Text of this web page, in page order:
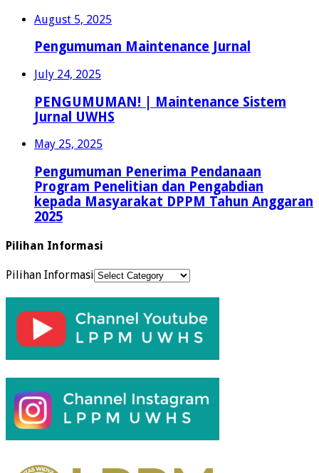
August 5, 2025
Pengumuman Maintenance Jurnal
July 24, 2025
PENGUMUMAN! | Maintenance Sistem
Jurnal UWHS
May 25, 2025
Pengumuman Penerima Pendanaan
Program Penelitian dan Pengabdian
kepada Masyarakat DPPM Tahun Anggaran
2025
Pilihan Informasi
Pilihan Informasi